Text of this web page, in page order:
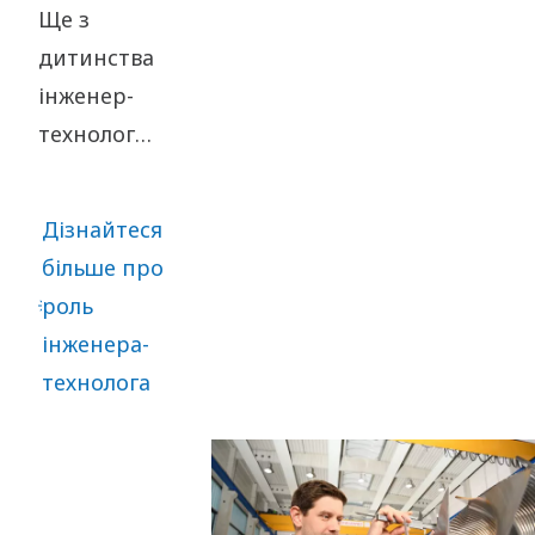
Ще з
дитинства
інженер-
технолог
любив
перевертати
проблеми з
Дізнайтеся
більше про
роль
інженера-
технолога